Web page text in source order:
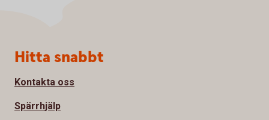
Sidfot
Hitta snabbt
Kontakta oss
Spärrhjälp